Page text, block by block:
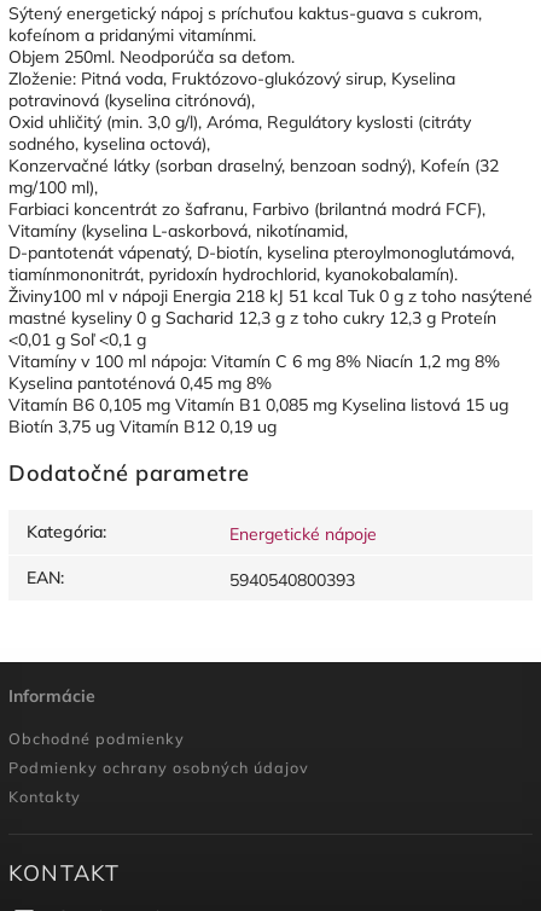
Sýtený energetický nápoj s príchuťou kaktus-guava s cukrom,
kofeínom a pridanými vitamínmi.
Objem 250ml. Neodporúča sa deťom.
Zloženie: Pitná voda, Fruktózovo-glukózový sirup, Kyselina
potravinová (kyselina citrónová),
Oxid uhličitý (min. 3,0 g/l), Aróma, Regulátory kyslosti (citráty
sodného, kyselina octová),
Konzervačné látky (sorban draselný, benzoan sodný), Kofeín (32
mg/100 ml),
Farbiaci koncentrát zo šafranu, Farbivo (brilantná modrá FCF),
Vitamíny (kyselina L-askorbová, nikotínamid,
D-pantotenát vápenatý, D-biotín, kyselina pteroylmonoglutámová,
tiamínmononitrát, pyridoxín hydrochlorid, kyanokobalamín).
Živiny100 ml v nápoji Energia 218 kJ 51 kcal Tuk 0 g z toho nasýtené
mastné kyseliny 0 g Sacharid 12,3 g z toho cukry 12,3 g Proteín
<0,01 g Soľ <0,1 g
Vitamíny v 100 ml nápoja: Vitamín C 6 mg 8% Niacín 1,2 mg 8%
Kyselina pantoténová 0,45 mg 8%
Vitamín B6 0,105 mg Vitamín B1 0,085 mg Kyselina listová 15 ug
Biotín 3,75 ug Vitamín B12 0,19 ug
Dodatočné parametre
Kategória:
Energetické nápoje
EAN: 5940540800393
Informácie
Obchodné podmienky
Podmienky ochrany osobných údajov
Kontakty
KONTAKT